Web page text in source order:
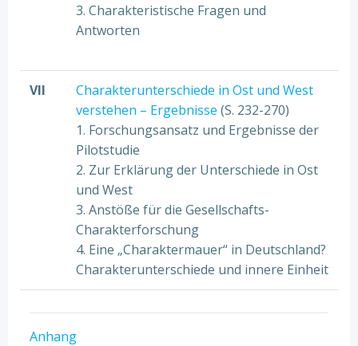
3. Charakteristische Fragen und
Antworten
VII
Charakterunterschiede in Ost und West
verstehen – Ergebnisse (S. 232-270)
1. Forschungsansatz und Ergebnisse der
Pilotstudie
2. Zur Erklärung der Unterschiede in Ost
und West
3. Anstöße für die Gesellschafts-
Charakterforschung
4. Eine „Charaktermauer“ in Deutschland?
Charakterunterschiede und innere Einheit
Anhang